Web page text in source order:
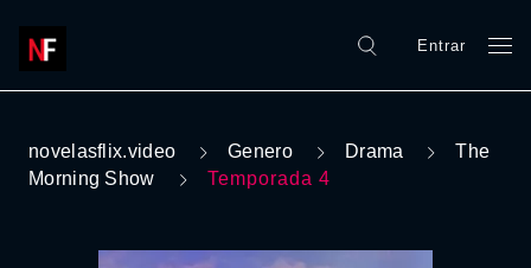
Entrar
novelasflix.video Genero Drama
The
Morning Show
Temporada 4